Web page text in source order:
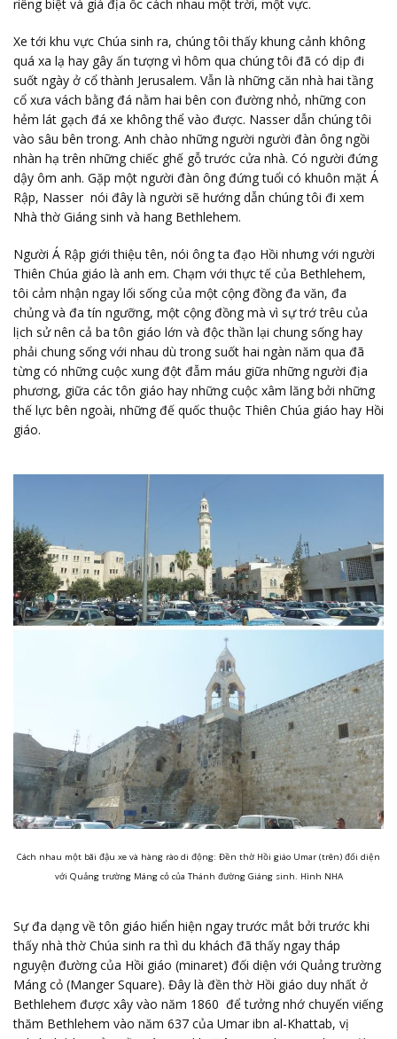
riêng biệt và giá địa ốc cách nhau một trời, một vực.
Xe tới khu vực Chúa sinh ra, chúng tôi thấy khung cảnh không
quá xa lạ hay gây ấn tượng vì hôm qua chúng tôi đã có dịp đi
suốt ngày ở cổ thành Jerusalem. Vẫn là những căn nhà hai tầng
cổ xưa vách bằng đá nằm hai bên con đường nhỏ, những con
hẻm lát gạch đá xe không thể vào được. Nasser dẫn chúng tôi
vào sâu bên trong. Anh chào những người người đàn ông ngồi
nhàn hạ trên những chiếc ghế gỗ trước cửa nhà. Có người đứng
dậy ôm anh. Gặp một người đàn ông đứng tuổi có khuôn mặt Á
Rập, Nasser nói đây là người sẽ hướng dẫn chúng tôi đi xem
Nhà thờ Giáng sinh và hang Bethlehem.
Người Á Rập giới thiệu tên, nói ông ta đạo Hồi nhưng với người
Thiên Chúa giáo là anh em. Chạm với thực tế của Bethlehem,
tôi cảm nhận ngay lối sống của một cộng đồng đa văn, đa
chủng và đa tín ngưỡng, một cộng đồng mà vì sự trớ trêu của
lịch sử nên cả ba tôn giáo lớn và độc thần lại chung sống hay
phải chung sống với nhau dù trong suốt hai ngàn năm qua đã
từng có những cuộc xung đột đẫm máu giữa những người địa
phương, giữa các tôn giáo hay những cuộc xâm lăng bởi những
thế lực bên ngoài, những đế quốc thuộc Thiên Chúa giáo hay Hồi
giáo.
Cách nhau một bãi đậu xe và hàng rào di động: Đền thờ Hồi giáo Umar (trên) đối diện
với Quảng trường Máng cỏ của Thánh đường Giáng sinh. Hình NHA
Sự đa dạng về tôn giáo hiển hiện ngay trước mắt bởi trước khi
thấy nhà thờ Chúa sinh ra thì du khách đã thấy ngay tháp
nguyện đường của Hồi giáo (minaret) đối diện với Quảng trường
Máng cỏ (Manger Square). Đây là đền thờ Hồi giáo duy nhất ở
Bethlehem được xây vào năm 1860 để tưởng nhớ chuyến viếng
thăm Bethlehem vào năm 637 của Umar ibn al-Khattab, vị